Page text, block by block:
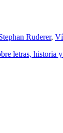
Ruderer,
letras, historia